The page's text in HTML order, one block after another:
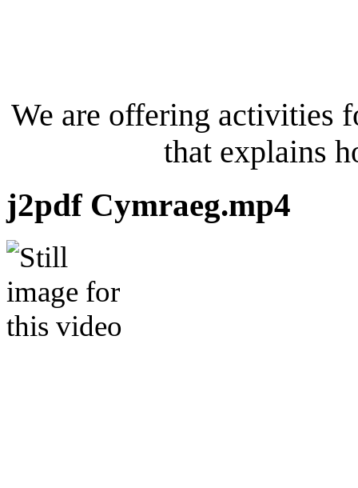
We are offering activities
that explains
j2pdf Cymraeg.mp4